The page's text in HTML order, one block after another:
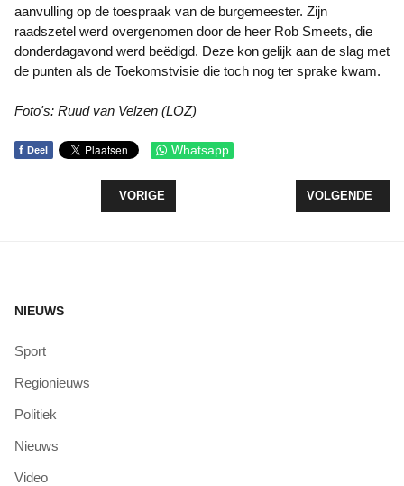
aanvulling op de toespraak van de burgemeester. Zijn
raadszetel werd overgenomen door de heer Rob Smeets, die
donderdagavond werd beëdigd. Deze kon gelijk aan de slag met
de punten als de Toekomstvisie die toch nog ter sprake kwam.
Foto's: Ruud van Velzen (LOZ)
f Deel Whatsapp
VORIG ARTIKEL: VRAGEN OVER VERDIEPING
VORIGE VOLGENDE
VOLGENDE
NIEUWS
Sport
Regionieuws
Politiek
Nieuws
Video